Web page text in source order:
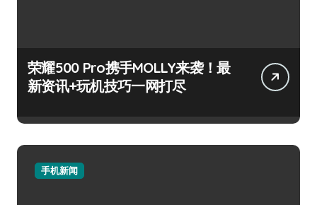
荣耀500 Pro携手MOLLY来袭！最
新资讯+玩机技巧一网打尽
手机新闻